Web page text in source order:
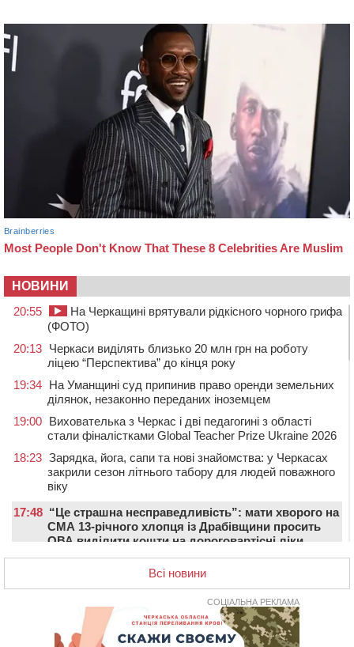
НОВИНИ
20:55
На Черкащині врятували рідкісного чорного грифа
(ФОТО)
20:13 Черкаси виділять близько 20 млн грн на роботу
ліцею “Перспектива” до кінця року
19:34 На Уманщині суд припинив право оренди земельних
ділянок, незаконно переданих іноземцем
19:00 Вихователька з Черкас і дві педагогині з області
стали фіналістками Global Teacher Prize Ukraine 2026
18:23 Зарядка, йога, сапи та нові знайомства: у Черкасах
закрили сезон літнього табору для людей поважного
віку
17:48 “Це страшна несправедливість”: мати хворого на
СМА 13-річного хлопця із Драбівщини просить
ОВА виділити кошти на дороговартісні ліки
На Уманщині судитимуть колишню очільницю відділу
освіти через закупівлю електрики за завищеною
У Черкасах провели в останню путь двох
загиблих воїнів
Всі новини
СОЦІАЛЬНА РЕКЛАМА